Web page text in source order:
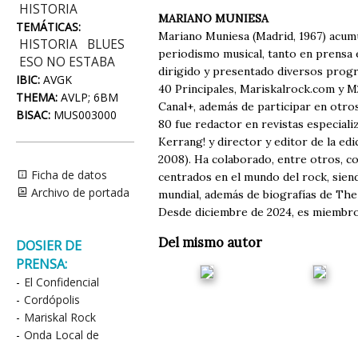
HISTORIA
TEMÁTICAS:
HISTORIA
BLUES
ESO NO ESTABA
IBIC: AVGK
THEMA: AVLP; 6BM
BISAC: MUS003000
Ficha de datos
Archivo de portada
DOSIER DE
PRENSA:
- El Confidencial
- Cordópolis
- Mariskal Rock
- Onda Local de
MARIANO MUNIESA
Mariano Muniesa (Madrid, 1967)
periodismo musical, tanto en
dirigido y presentado diversos
40 Principales, Mariskalrock.com y
Canal+, además de participar en
80 fue redactor en revistas
Kerrang! y director y editor de la
2008). Ha colaborado, entre otros,
centrados en el mundo del rock,
mundial, además de biografías de
Desde diciembre de 2024, es
Del mismo autor